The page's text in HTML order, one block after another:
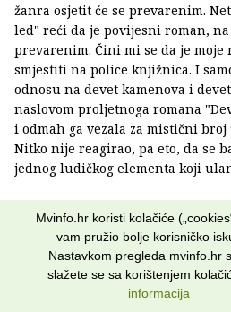
žanra osjetit će se prevarenim.
led" reći da je povijesni roman,
prevarenim. Čini mi se da je moje
smjestiti na police knjižnica. I
odnosu na devet kamenova i
naslovom proljetnoga romana
i odmah ga vezala za mistični broj
Nitko nije reagirao, pa eto, da se
jednog ludičkog elementa koji
Odnos zbilje i fantazije, pa i
iznimno je važan za roman
vam nekad teško održavati
zbilja?
To mi je, zapravo, najlakši
Mvinfo.hr koristi kolačiće
vam pružio bolje korisničko
Nastavkom pregleda mvinfo.hr
slažete se sa korištenjem
informacija